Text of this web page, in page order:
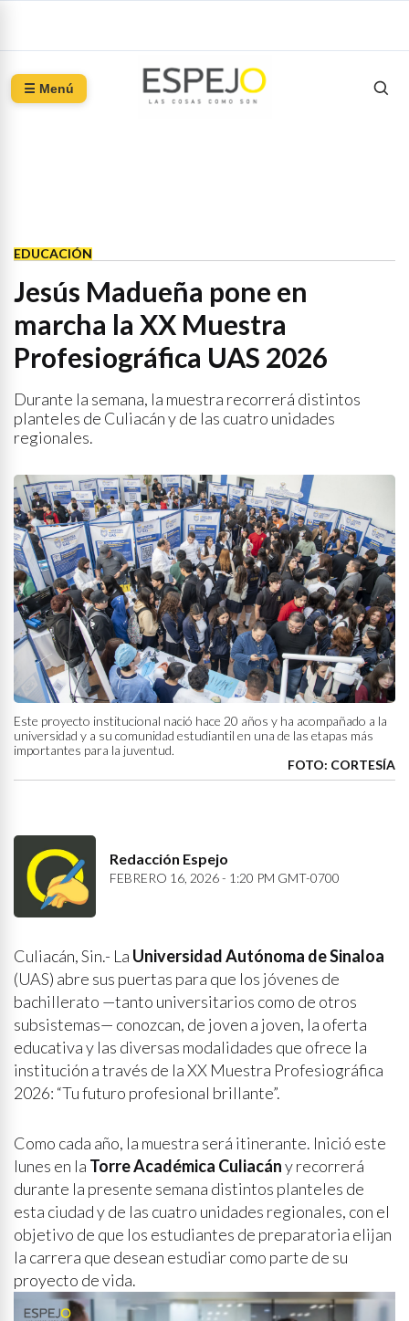
☰ Menú
EDUCACIÓN
Jesús Madueña pone en
marcha la XX Muestra
Profesiográfica UAS 2026
Durante la semana, la muestra recorrerá distintos
planteles de Culiacán y de las cuatro unidades
regionales.
Este proyecto institucional nació hace 20 años y ha acompañado a la
universidad y a su comunidad estudiantil en una de las etapas más
importantes para la juventud.
FOTO: CORTESÍA
Redacción Espejo
FEBRERO 16, 2026 - 1:20 PM GMT-0700
Culiacán, Sin.- La Universidad Autónoma de Sinaloa
(UAS) abre sus puertas para que los jóvenes de
bachillerato —tanto universitarios como de otros
subsistemas— conozcan, de joven a joven, la oferta
educativa y las diversas modalidades que ofrece la
institución a través de la XX Muestra Profesiográfica
2026: “Tu futuro profesional brillante”.
Como cada año, la muestra será itinerante. Inició este
lunes en la Torre Académica Culiacány recorrerá
durante la presente semana distintos planteles de
esta ciudad y de las cuatro unidades regionales, con el
objetivo de que los estudiantes de preparatoria elijan
la carrera que desean estudiar como parte de su
proyecto de vida.